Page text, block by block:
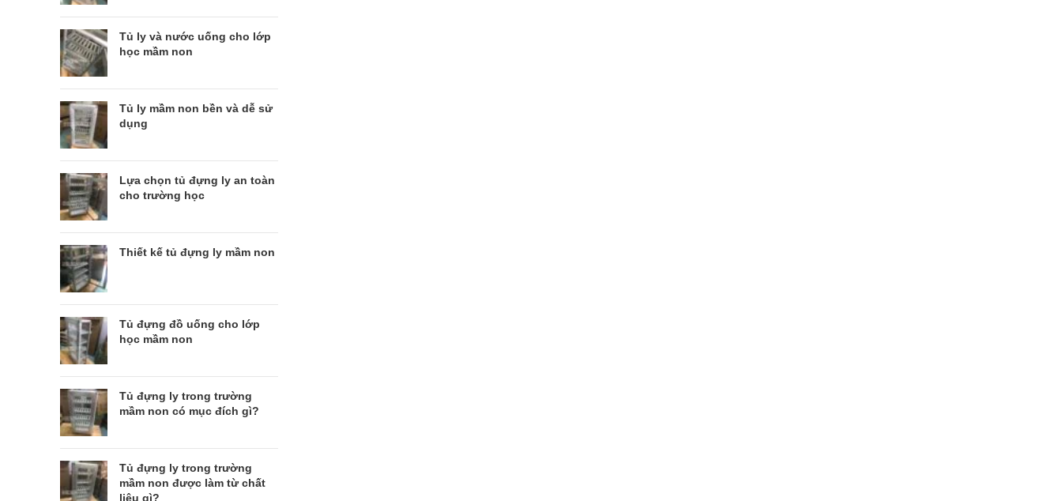
Tủ ly và nước uống cho lớp
học mầm non
Tủ ly mầm non bền và dễ sử
dụng
Lựa chọn tủ đựng ly an toàn
cho trường học
Thiết kế tủ đựng ly mầm non
Tủ đựng đồ uống cho lớp
học mầm non
Tủ đựng ly trong trường
mầm non có mục đích gì?
Tủ đựng ly trong trường
mầm non được làm từ chất
liệu gì?